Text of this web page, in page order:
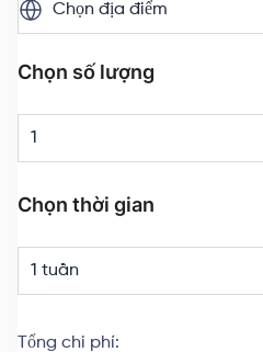
Chọn địa điểm
Chọn số lượng
Chọn thời gian
1 tuần
Tổng chi phí: